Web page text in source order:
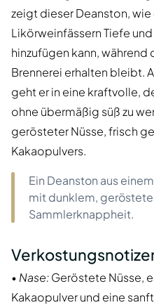
zeigt dieser Deanston, wie
Likörweinfässern Tiefe
hinzufügen kann, während
Brennerei erhalten bleibt.
geht er in eine kraftvolle,
ohne übermäßig süß zu
gerösteter Nüsse, frisch
Kakaopulvers.
Ein Deanston aus
mit dunklem,
Sammlerknappheit.
• Nase:Geröstete Nüsse,
Kakaopulver und eine